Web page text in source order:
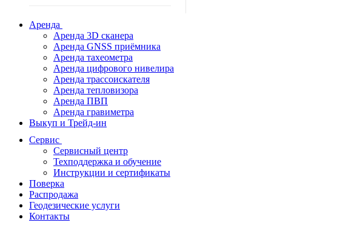
Аренда
Аренда 3D сканера
Аренда GNSS приёмника
Аренда тахеометра
Аренда цифрового нивелира
Аренда трассоискателя
Аренда тепловизора
Аренда ПВП
Аренда гравиметра
Выкуп и Трейд-ин
Сервис
Сервисный центр
Техподдержка и обучение
Инструкции и сертификаты
Поверка
Распродажа
Геодезические услуги
Контакты